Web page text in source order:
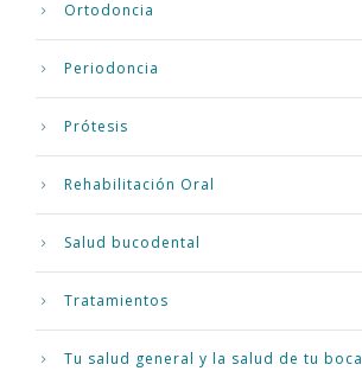
Ortodoncia
Periodoncia
Prótesis
Rehabilitación Oral
Salud bucodental
Tratamientos
Tu salud general y la salud de tu boca